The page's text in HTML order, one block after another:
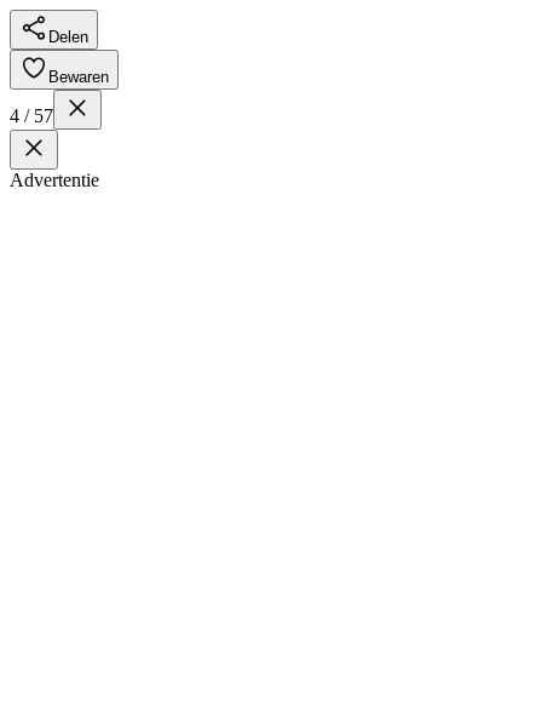
Delen
Bewaren
4 / 57
Advertentie